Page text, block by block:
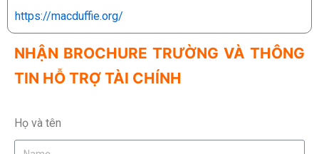
https://macduffie.org/
NHẬN BROCHURE TRƯỜNG VÀ THÔNG
TIN HỖ TRỢ TÀI CHÍNH
Họ và tên